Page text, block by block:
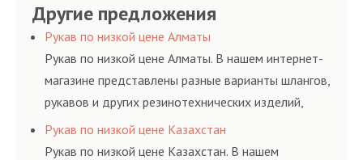
Другие предложения
Рукав по низкой цене Алматы
Рукав по низкой цене Алматы. В нашем интернет-
магазине представлены разные варианты шлангов,
рукавов и других резинотехнических изделий,
соответствующих ГОСТам, техническим условиям
и нормативам.
Рукав по низкой цене Казахстан
Рукав по низкой цене Казахстан. В нашем